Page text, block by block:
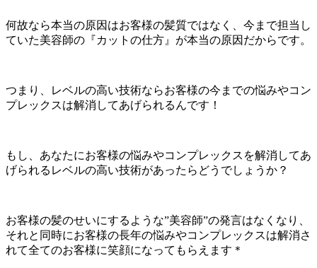
何故なら本当の原因はお客様の髪質ではなく、今まで担当し
ていた美容師の『カットの仕方』が本当の原因だからです。
つまり、レベルの高い技術ならお客様の今までの悩みやコン
プレックスは解消してあげられるんです！
もし、あなたにお客様の悩みやコンプレックスを解消してあ
げられるレベルの高い技術があったらどうでしょうか？
お客様の髪のせいにするような”美容師”の発言はなくなり、
それと同時にお客様の長年の悩みやコンプレックスは解消さ
れて全てのお客様に笑顔になってもらえます＊